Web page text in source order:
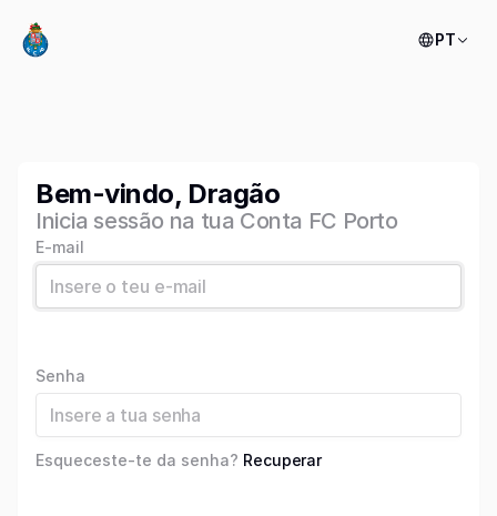
PT
Bem-vindo, Dragão
Inicia sessão na tua Conta FC Porto
E-mail
Senha
Esqueceste-te da senha? Recuperar